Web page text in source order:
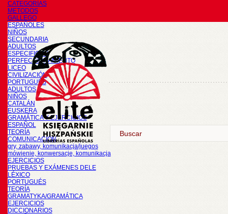
CATEGORÍAS
METODOS
GALLEGO
ESPAÑOLES
NIÑOS
SECUNDARIA
ADULTOS
ESPECIFICOS
PERFECCIONAMIENTO
LICEO
CIVILIZACIÓN
PORTUGUÉS
ADULTOS
NIÑOS
CATALÁN
EUSKERA
GRAMÁTICA Y EJERCICIOS
ESPAÑOL
TEORÍA
COMUNICACIÓN
gry, zabawy, komunikacja/juegos
mówienie, konwersacje, komunikacja
EJERCICIOS
PRUEBAS Y EXÁMENES DELE
LÉXICO
PORTUGUÉS
TEORÍA
GRAMATYKA/GRAMÁTICA
EJERCICIOS
DICCIONARIOS